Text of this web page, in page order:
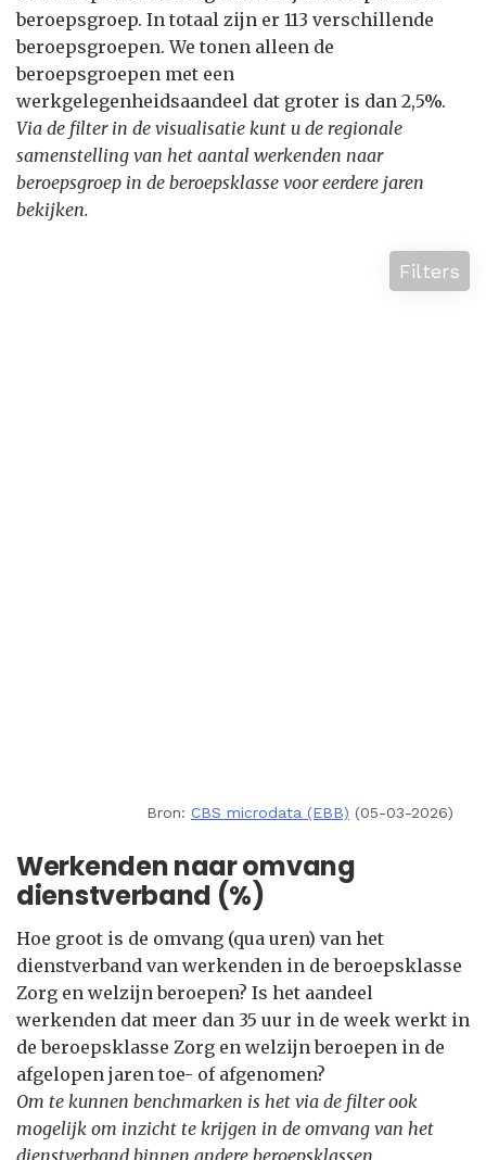
beroepsgroep. In totaal zijn er 113 verschillende
beroepsgroepen. We tonen alleen de
beroepsgroepen met een
werkgelegenheidsaandeel dat groter is dan 2,5%.
Via de filter in de visualisatie kunt u de regionale
samenstelling van het aantal werkenden naar
beroepsgroep in de beroepsklasse voor eerdere jaren
bekijken.
Filters
Bron: CBS microdata (EBB) (05-03-2026)
Werkenden naar omvang
dienstverband (%)
Hoe groot is de omvang (qua uren) van het
dienstverband van werkenden in de beroepsklasse
Zorg en welzijn beroepen? Is het aandeel
werkenden dat meer dan 35 uur in de week werkt in
de beroepsklasse Zorg en welzijn beroepen in de
afgelopen jaren toe- of afgenomen?
Om te kunnen benchmarken is het via de filter ook
mogelijk om inzicht te krijgen in de omvang van het
dienstverband binnen andere beroepsklassen.